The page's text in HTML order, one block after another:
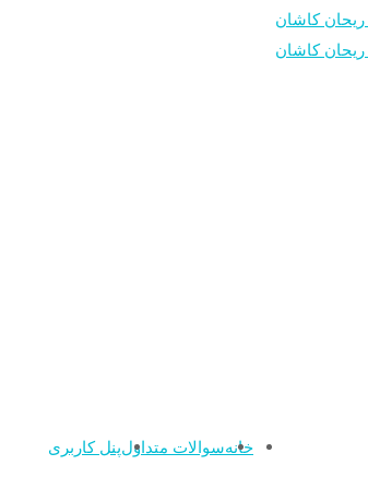
خانهسوالات متداولپنل کاربری